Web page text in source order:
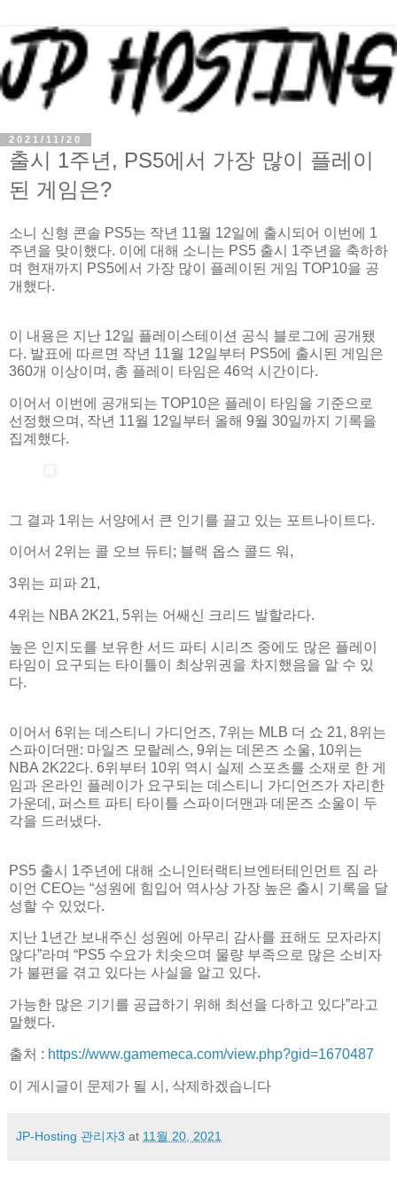
2021/11/20
출시 1주년, PS5에서 가장 많이 플레이
된 게임은?
소니 신형 콘솔 PS5는 작년 11월 12일에 출시되어 이번에 1
주년을 맞이했다. 이에 대해 소니는 PS5 출시 1주년을 축하하
며 현재까지 PS5에서 가장 많이 플레이된 게임 TOP10을 공
개했다.
이 내용은 지난 12일 플레이스테이션 공식 블로그에 공개됐
다. 발표에 따르면 작년 11월 12일부터 PS5에 출시된 게임은
360개 이상이며, 총 플레이 타임은 46억 시간이다.
이어서 이번에 공개되는 TOP10은 플레이 타임을 기준으로
선정했으며, 작년 11월 12일부터 올해 9월 30일까지 기록을
집계했다.
그 결과 1위는 서양에서 큰 인기를 끌고 있는 포트나이트다.
이어서 2위는 콜 오브 듀티; 블랙 옵스 콜드 워,
3위는 피파 21,
4위는 NBA 2K21, 5위는 어쌔신 크리드 발할라다.
높은 인지도를 보유한 서드 파티 시리즈 중에도 많은 플레이
타임이 요구되는 타이틀이 최상위권을 차지했음을 알 수 있
다.
이어서 6위는 데스티니 가디언즈, 7위는 MLB 더 쇼 21, 8위는
스파이더맨: 마일즈 모랄레스, 9위는 데몬즈 소울, 10위는
NBA 2K22다. 6위부터 10위 역시 실제 스포츠를 소재로 한 게
임과 온라인 플레이가 요구되는 데스티니 가디언즈가 자리한
가운데, 퍼스트 파티 타이틀 스파이더맨과 데몬즈 소울이 두
각을 드러냈다.
PS5 출시 1주년에 대해 소니인터랙티브엔터테인먼트 짐 라
이언 CEO는 “성원에 힘입어 역사상 가장 높은 출시 기록을 달
성할 수 있었다.
지난 1년간 보내주신 성원에 아무리 감사를 표해도 모자라지
않다”라며 “PS5 수요가 치솟으며 물량 부족으로 많은 소비자
가 불편을 겪고 있다는 사실을 알고 있다.
가능한 많은 기기를 공급하기 위해 최선을 다하고 있다”라고
말했다.
출처 : https://www.gamemeca.com/view.php?gid=1670487
이 게시글이 문제가 될 시, 삭제하겠습니다
JP-Hosting 관리자3 at 11월 20, 2021